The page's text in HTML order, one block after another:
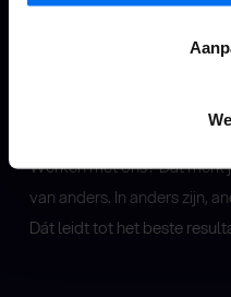
Werken met ons? Dat
van anders. In anders zijn,
Dát leidt tot het beste